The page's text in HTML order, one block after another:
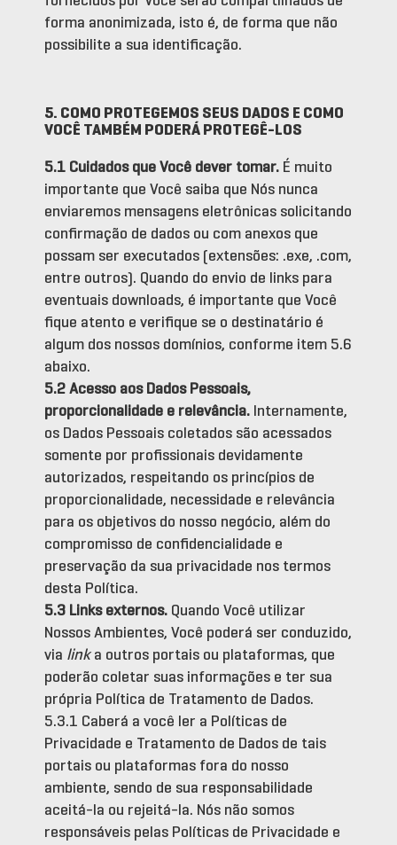
forma anonimizada, isto é, de forma que não
possibilite a sua identificação.
5. COMO PROTEGEMOS SEUS DADOS E COMO
VOCÊ TAMBÉM PODERÁ PROTEGÊ-LOS
5.1 Cuidados que Você dever tomar. É muito
importante que Você saiba que Nós nunca
enviaremos mensagens eletrônicas solicitando
confirmação de dados ou com anexos que
possam ser executados (extensões: .exe, .com,
entre outros). Quando do envio de links para
eventuais downloads, é importante que Você
fique atento e verifique se o destinatário é
algum dos nossos domínios, conforme item 5.6
abaixo.
5.2 Acesso aos Dados Pessoais,
proporcionalidade e relevância. Internamente,
os Dados Pessoais coletados são acessados
somente por profissionais devidamente
autorizados, respeitando os princípios de
proporcionalidade, necessidade e relevância
para os objetivos do nosso negócio, além do
compromisso de confidencialidade e
preservação da sua privacidade nos termos
desta Política.
5.3 Links externos. Quando Você utilizar
Nossos Ambientes, Você poderá ser conduzido,
via linka outros portais ou plataformas, que
poderão coletar suas informações e ter sua
própria Política de Tratamento de Dados.
5.3.1 Caberá a você ler a Políticas de
Privacidade e Tratamento de Dados de tais
portais ou plataformas fora do nosso
ambiente, sendo de sua responsabilidade
aceitá-la ou rejeitá-la. Nós não somos
responsáveis pelas Políticas de Privacidade e